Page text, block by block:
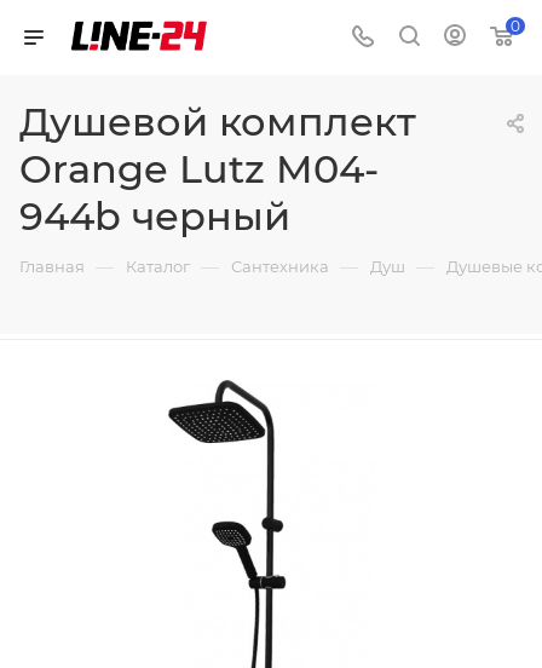
0
Душевой комплект
Orange Lutz M04-
944b черный
Главная — Каталог — Сантехника — Душ — Душевые